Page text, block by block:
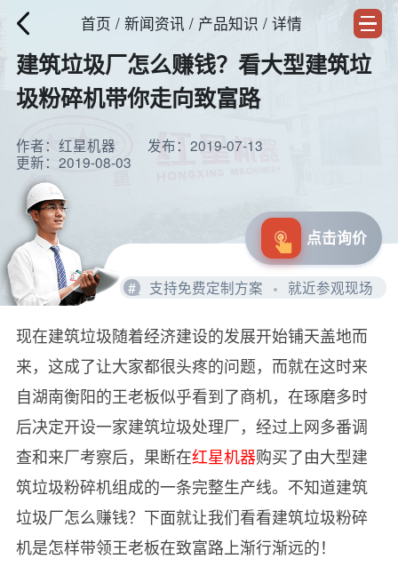
首页 / 新闻资讯 / 产品知识 / 详情
建筑垃圾厂怎么赚钱？看大型建筑垃
圾粉碎机带你走向致富路
作者：红星机器
发布：2019-07-13
更新：2019-08-03
点击询价
# 支持免费定制方案 就近参观现场
现在建筑垃圾随着经济建设的发展开始铺天盖地而
来，这成了让大家都很头疼的问题，而就在这时来
自湖南衡阳的王老板似乎看到了商机，在琢磨多时
后决定开设一家建筑垃圾处理厂，经过上网多番调
查和来厂考察后，果断在红星机器购买了由大型建
筑垃圾粉碎机组成的一条完整生产线。不知道建筑
垃圾厂怎么赚钱？下面就让我们看看建筑垃圾粉碎
机是怎样带领王老板在致富路上渐行渐远的！